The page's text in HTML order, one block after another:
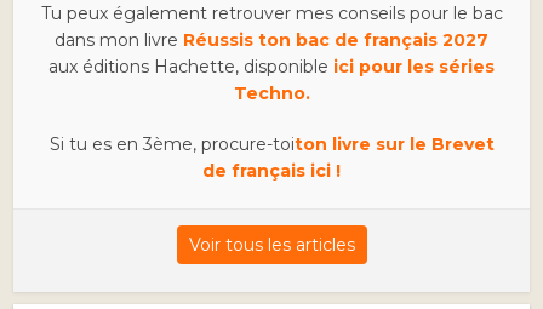
Tu peux également retrouver mes conseils pour le bac
dans mon livre Réussis ton bac de français 2027
aux éditions Hachette, disponible ici pour les séries
Techno.
Si tu es en 3ème, procure-toiton livre sur le Brevet
de français ici !
Voir tous les articles